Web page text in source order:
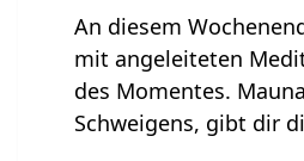
An diesem
mit angeleiteten
des Momentes.
Schweigens, gibt dir